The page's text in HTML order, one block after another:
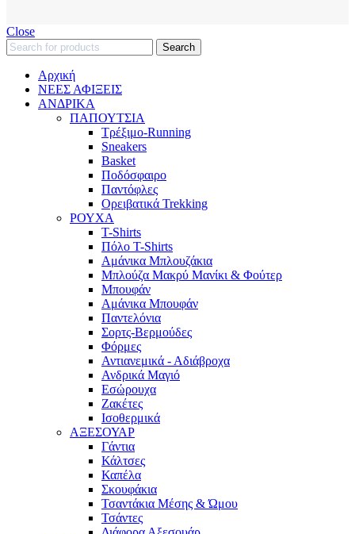
Close
Search
Αρχική
ΝΕΕΣ ΑΦΙΞΕΙΣ
AΝΔΡΙΚΑ
ΠΑΠΟΥΤΣΙΑ
Τρέξιμο-Running
Sneakers
Basket
Ποδόσφαιρο
Παντόφλες
Ορειβατικά Trekking
ΡΟΥΧΑ
T-Shirts
Πόλο T-Shirts
Αμάνικα Μπλουζάκια
Μπλούζα Μακρύ Μανίκι & Φούτερ
Μπουφάν
Αμάνικα Μπουφάν
Παντελόνια
Σορτς-Βερμούδες
Φόρμες
Αντιανεμικά - Αδιάβροχα
Ανδρικά Μαγιό
Εσώρουχα
Ζακέτες
Ισοθερμικά
ΑΞΕΣΟΥΑΡ
Γάντια
Κάλτσες
Καπέλα
Σκουφάκια
Τσαντάκια Μέσης & Ώμου
Τσάντες